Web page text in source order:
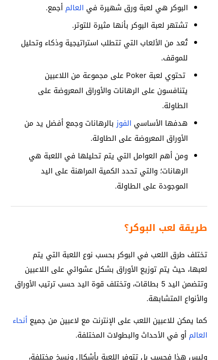
البوكر هي لعبة ورق شهيرة في العالم أجمع.
تشتهر لعبة البوكر بأنها مثيرة للتوتر.
تُعد من الألعاب التي تتطلب استراتيجية وذكاء وتحليل
للموقف.
تحتوي لعبة Poker على مجموعة من اللاعبين
يتنافسون على الرهانات والأوراق المعروضة على
الطاولة.
هدفها الأساسي الفوزبالرهانات وجمع أفضل يد من
الأوراق المعروضة على الطاولة.
ومن أهم العوامل التي يتم تحليلها في اللعبة هي
الرهانات؛ والتي تحدد الكمية المراهنة على اليد
الموجودة على الطاولة.
طريقة لعب البوكر؟
تختلف طرق اللعب في البوكر بحسب نوع اللعبة التي يتم
لعبها، حيث يتم توزيع الأوراق بشكل عشوائي على اللاعبين
وتتضمن اليد 5 بطاقات، وتختلف قوة اليد حسب ترتيب الأوراق
والأنواع المتشابهة.
كما يمكن للاعبين اللعب على الإنترنت مع لاعبين من جميعأنحاء
العالم أو في الأحداث والبطولات المختلفة.
وليس هذا فحسب بل تتوفر اللعبة بأشكال ونسخ مختلفة،